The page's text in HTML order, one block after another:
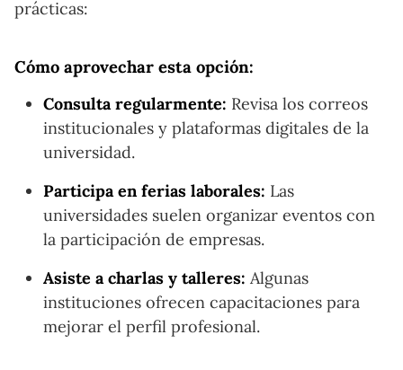
prácticas:
Cómo aprovechar esta opción:
Consulta regularmente: Revisa los correos
institucionales y plataformas digitales de la
universidad.
Participa en ferias laborales: Las
universidades suelen organizar eventos con
la participación de empresas.
Asiste a charlas y talleres: Algunas
instituciones ofrecen capacitaciones para
mejorar el perfil profesional.